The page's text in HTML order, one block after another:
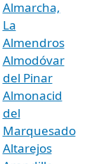
Almarcha,
La
Almendros
Almodóvar
del Pinar
Almonacid
del
Marquesado
Altarejos